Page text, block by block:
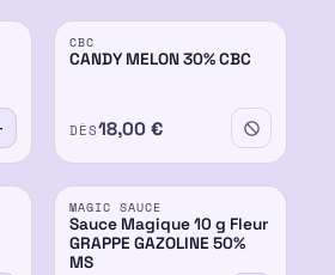
30%
CBC
CANDY MELON 30% CBC
DÈS18,00€
50% -15%
PROMO
MAGIC SAUCE
Sauce Magique 10 g Fleur
GRAPPE GAZOLINE 50%
MS